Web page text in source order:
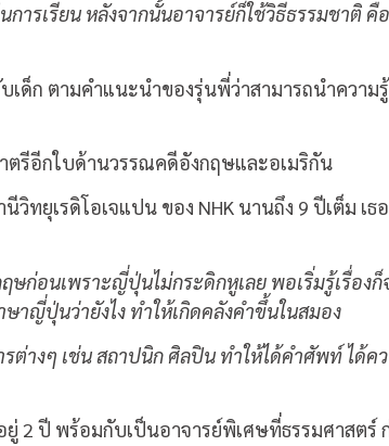
ารเรียน หลังจากนั้นอาจารย์ก็ใช้วิธีธรรมชาติ
เด็ก ตามคำแนะนำของรุ่นพี่ว่าสามารถนำควา
ตรีอีกใบด้านวรรณคดีอังกฤษและอเมริกัน
ยุเรดิโอเจแปน ของ NHK นานถึง 9 ปีเต็ม เ
ก่อนเพราะญี่ปุ่นไม่กระดิกหูเลย พอเริ่มรู้เรื่อง
าญี่ปุ่นว่ายังไง ทำให้เกิดคลังคำขึ้นในสมอง
างๆ เช่น สถาปนิก ศิลปิน ทำให้ได้คำศัพท์ ได้ค
ปี พร้อมกับเป็นอาจารย์พิเศษที่ธรรมศาสตร์